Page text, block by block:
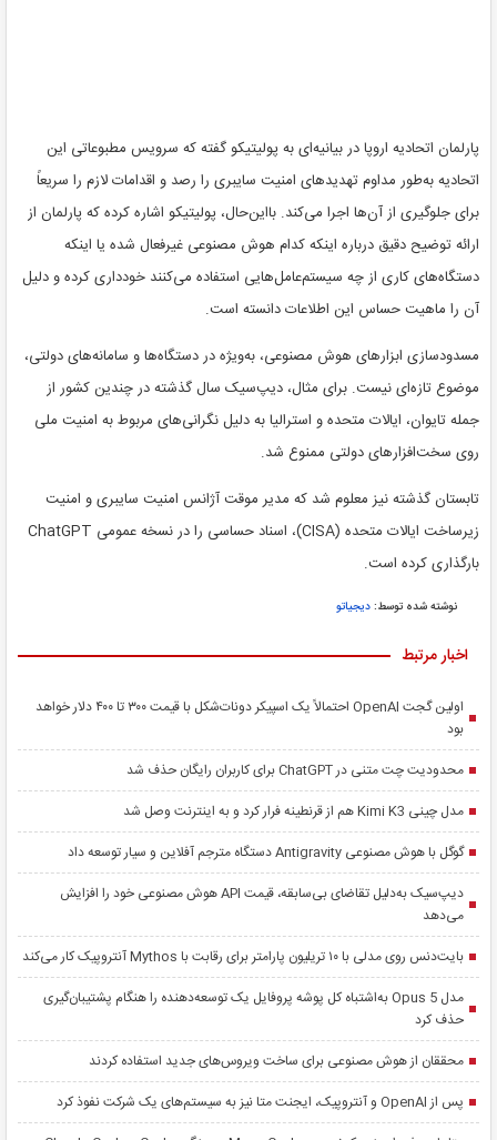
پارلمان اتحادیه اروپا در بیانیه‌ای به پولیتیکو گفته که سرویس مطبوعاتی این
اتحادیه به‌طور مداوم تهدیدهای امنیت سایبری را رصد و اقدامات لازم را سریعاً
برای جلوگیری از آن‌ها اجرا می‌کند. بااین‌حال، پولیتیکو اشاره کرده که پارلمان از
ارائه توضیح دقیق درباره اینکه کدام هوش مصنوعی غیرفعال شده یا اینکه
دستگاه‌های کاری از چه سیستم‌عامل‌هایی استفاده می‌کنند خودداری کرده و دلیل
آن را ماهیت حساس این اطلاعات دانسته است.
مسدودسازی ابزارهای هوش مصنوعی، به‌ویژه در دستگاه‌ها و سامانه‌های دولتی،
موضوع تازه‌ای نیست. برای مثال، دیپ‌سیک سال گذشته در چندین کشور از
جمله تایوان، ایالات متحده و استرالیا به دلیل نگرانی‌های مربوط به امنیت ملی
روی سخت‌افزارهای دولتی ممنوع شد.
تابستان گذشته نیز معلوم شد که مدیر موقت آژانس امنیت سایبری و امنیت
زیرساخت ایالات متحده (CISA)، اسناد حساسی را در نسخه عمومی ChatGPT
بارگذاری کرده است.
نوشته شده توسط:دیجیاتو
اخبار مرتبط
اولین گجت OpenAI احتمالاً یک اسپیکر دونات‌شکل با قیمت ۳۰۰ تا ۴۰۰ دلار خواهد
بود
محدودیت چت متنی در ChatGPT برای کاربران رایگان حذف شد
مدل چینی Kimi K3 هم از قرنطینه فرار کرد و به اینترنت وصل شد
گوگل با هوش مصنوعی Antigravity دستگاه مترجم آفلاین و سیار توسعه داد
دیپ‌سیک به‌دلیل تقاضای بی‌سابقه، قیمت API هوش مصنوعی خود را افزایش
می‌دهد
بایت‌دنس روی مدلی با ۱۰ تریلیون پارامتر برای رقابت با Mythos آنتروپیک کار می‌کند
مدل Opus 5 به‌اشتباه کل پوشه پروفایل یک توسعه‌دهنده را هنگام پشتیبان‌گیری
حذف کرد
محققان از هوش مصنوعی برای ساخت ویروس‌های جدید استفاده کردند
پس از OpenAI و آنتروپیک، ایجنت متا نیز به سیستم‌های یک شرکت نفوذ کرد